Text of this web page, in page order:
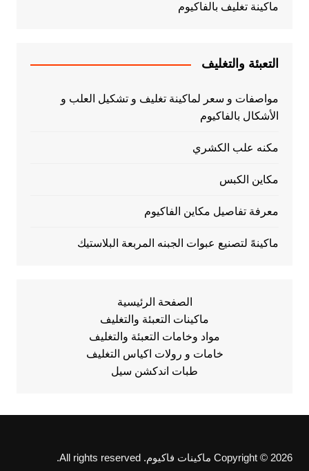
ماكينة تغليف بالفاكيوم
التعبئة والتغليف
مواصفات و سعر لماكينة تغليف و تشكيل العلب و
الأشكال بالفاكيوم
مكنه علب الكشري
مكاين الكبس
معرفة تفاصيل مكاين الفاكيوم
ماكينهً لتصنيع عبوات الجبنه المربعة البلاستيك
الصفحة الرئيسية
ماكينات التعبئة والتغليف
مواد وخامات التعبئة والتغليف
خامات و رولات اكياس التغليف
طبات اندكشن سيل
Copyright © 2026 ماكينات فاكيوم. All rights reserved.